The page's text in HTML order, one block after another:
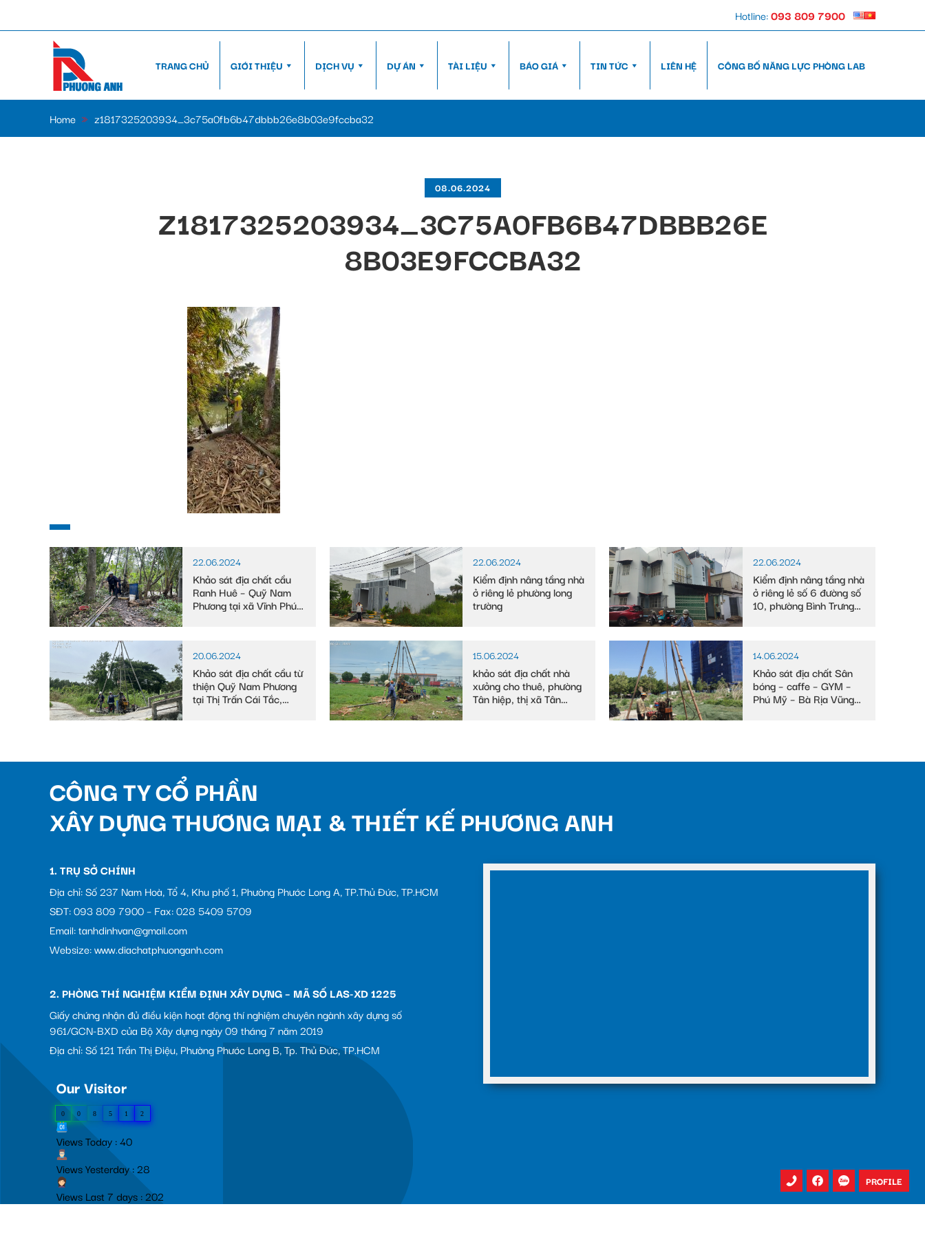
Hotline:093 809 7900
TRANG CHỦ GIỚI THIỆU DỊCH VỤ DỰ ÁN TÀI LIỆU BÁO GIÁ TIN TỨC LIÊN HỆ CÔNG BỐ NĂNG LỰC PHÒNG LAB
Home » z1817325203934_3c75a0fb6b47dbbb26e8b03e9fccba32
08.06.2024
Z1817325203934_3C75A0FB6B47DBBB26E
8B03E9FCCBA32
22.06.2024
Khảo sát địa chất cầu
Ranh Huê – Quỹ Nam
Phương tại xã Vĩnh Phú
22.06.2024
Kiểm định nâng tầng nhà
ở riêng lẻ phường long
trường
22.06.2024
Kiểm định nâng tầng nhà
ở riêng lẻ số 6 đường số
10, phường Bình Trưng
20.06.2024
Khảo sát địa chất cầu từ
thiện Quỹ Nam Phương
tại Thị Trấn Cái Tắc,
15.06.2024
khảo sát địa chất nhà
xưởng cho thuê, phường
Tân hiệp, thị xã Tân
14.06.2024
Khảo sát địa chất Sân
bóng – caffe – GYM –
Phú Mỹ – Bà Rịa Vũng
CÔNG TY CỔ PHẦN
XÂY DỰNG THƯƠNG MẠI & THIẾT KẾ PHƯƠNG ANH
1. TRỤ SỞ CHÍNH
Địa chỉ: Số 237 Nam Hoà, Tổ 4, Khu phố 1, Phường Phước Long A, TP.Thủ Đức, TP.HCM
SĐT: 093 809 7900 – Fax: 028 5409 5709
Email: tanhdinhvan@gmail.com
Websize: www.diachatphuonganh.com
2. PHÒNG THÍ NGHIỆM KIỂM ĐỊNH XÂY DỰNG – MÃ SỐ LAS-XD 1225
Giấy chứng nhận đủ điều kiện hoạt động thí nghiệm chuyên ngành xây dựng số
961/GCN-BXD của Bộ Xây dựng ngày 09 tháng 7 năm 2019
Địa chỉ: Số 121 Trần Thị Điệu, Phường Phước Long B, Tp. Thủ Đức, TP.HCM
Our Visitor
0 0 8 5 1 2
Views Today : 40
Views Yesterday : 28
Views Last 7 days : 202
PROFILE